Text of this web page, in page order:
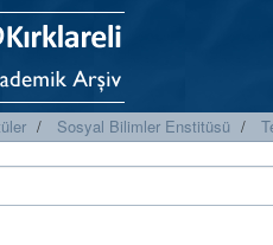
Sosyal Bilimler Enstitüsü